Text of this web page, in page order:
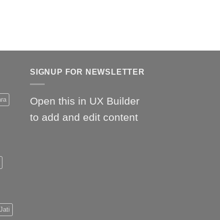
SIGNUP FOR NEWSLETTER
Open this in UX Builder
to add and edit content